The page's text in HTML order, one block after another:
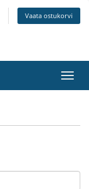
Vaata ostukorvi